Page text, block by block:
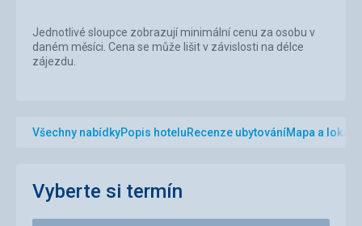
Jednotlivé sloupce zobrazují minimální cenu za osobu v
daném měsíci. Cena se může lišit v závislosti na délce
zájezdu.
Všechny nabídkyPopis hoteluRecenze ubytováníMapa a
Vyberte si termín